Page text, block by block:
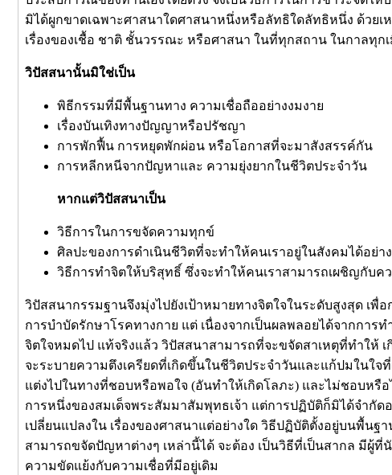
มิได้ผูกขาดเฉพาะศาสนาใดศาสนาหนึ่งหรือลัทธิใดลัทธิหนึ่ง ด้วย
เรื่องของเชื้อ ชาติ ชั้นวรรณะ หรือศาสนา ในที่ทุกสถาน ในกาลทุ
วิปัสสนานั้นมิใช่เป็น
พิธีกรรมที่มีพื้นฐานทาง ความเชื่อถืออย่างงมงาย
เรื่องบันเทิงทางปัญญาหรือปรัชญา
การพักฟื้น การหยุดพักผ่อน หรือโอกาสที่จะมาสังสรรค์กัน
การหลีกหนีจากปัญหาและ ความยุ่งยากในชีวิตประจำวัน
หากแต่วิปัสสนาเป็น
วิธีการในการขจัดความทุกข์
ศิลปะของการดำเนินชีวิตที่จะทำให้คนเราอยู่ในสังคมได้อย่า
วิธีการทำจิตให้บริสุทธิ์ ซึ่งจะทำให้คนเราสามารถเผชิญกับ
วิปัสสนากรรมฐานจึงมุ่งไปยังเป้าหมายทางจิตใจในระดับสูงสุด เ
การบำบัดรักษาโรคทางกาย แต่ เนื่องจากเป็นผลพลอยได้จากการ
จิตใจหมดไป แท้จริงแล้ว วิปัสสนาสามารถที่จะขจัดสาเหตุที่ทำให้
จะระบายความตึงเครียดที่เกิดขึ้นในชีวิตประจำวันและแก้ปมในใ
แต่งไปในทางที่ชอบหรือพอใจ (อันทำให้เกิดโลภะ) และไม่ชอบห
การหนึ่งของสมเด็จพระสัมมาสัมพุทธเจ้า แต่การปฏิบัติก็มิได้จำกั
เปลี่ยนแปลงใน เรื่องของศาสนาแต่อย่างใด วิธีปฏิบัติตั้งอยู่บนพื้
สามารถขจัดปัญหาต่างๆ เหล่านี้ได้ จะต้อง เป็นวิธีที่เป็นสากล มีผู้
ความขัดแย้งกับความเชื่อที่มีอยู่เดิม